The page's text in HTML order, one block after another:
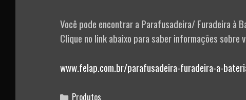
Você pode encontrar a Parafusadeira/ Furadeira à
Clique no link abaixo para saber informações
www.felap.com.br/parafusadeira-furadeira-a-
Categories
Produtos